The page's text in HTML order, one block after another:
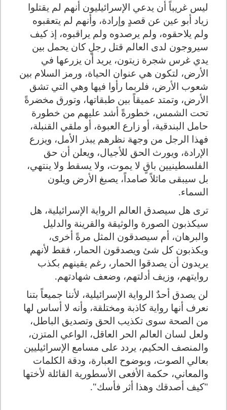
ليس غريباً أن يدعي الإسرائيليون أنهم لم يقتلوا
زياد أبو عين عن قصدٍ وإرادة، وأنهم لم يتعقبوه
ولم يلاحقوه، ولم يرصدوه ولم يراقبوه، إذ كيف
سيروجون لدى العالم قتل رجلٍ كان يحمل بين
يدي غرس شجرة زيتون، يريد أن يزرعها في
الأرض، لتكون هي عنوان الحياة، ورمز السلام بين
شعوب الأرض، فلربما رأوا فيها وهي التي تشق
الأرض، وتمتد عميقاً بين طبقاتها، وتورق مخضرةً
تحت الشمس، خطورةً أشد عليهم من خطورة
حامل البندقية، أو زارع العبوة، أو ملقي القنبلة،
فهذا الرجل من وجهة نظرهم يبذر الأمل، ويزرع
الإرادة، ويورث الحق للأجيال، ويعلن أن حق
الفلسطينيين باقٍ لا يموت، ولا يسقط ولا ينتهي،
بل سيبقى ماثلاً صامداً، يصبغ الأرض ويلون
السماء.
ترى هل سيصدق العالم الرواية الإسرائيلية، هل
سيكذبون الصورة والوثيقة والقرينة والدليل
والبرهان، أم سيصدقون المثل مرةً أخرى،
ويكذبون كل شئ ويصدقون الحمار، فقط لأنهم
يريدون أن يصدقوا الحمار، رغم يقينهم بكذب
روايتهم، وزيف أدلتهم، وضعف شهادتهم.
لن يصدق أحدٌ الرواية الإسرائيلية، لأننا جميعاً بتنا
نعرف أنها رواية كاذبة ومختلقة، وأنه لا أساس لها
من الصحة سوى تكذيب الحق وتصديق الباطل،
ولعل لسان العالم الحر العاقل، الواعي المتزن،
والمنصف الحكيم، يردد على مسامع الإسرائيليين
بعالي الصوت، وبوضوح العبارة، ودقة الكلمات
والمعاني، حكمة الأفعى الأسطورية القائلة لأختها
"كيف أصدقك وهذا أثر فأسك".